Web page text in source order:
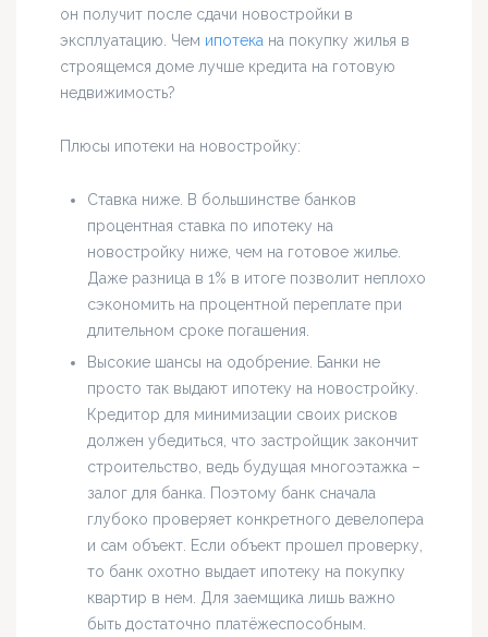
он получит после сдачи новостройки в
эксплуатацию. Чем ипотека на покупку жилья в
строящемся доме лучше кредита на готовую
недвижимость?
Плюсы ипотеки на новостройку:
Ставка ниже. В большинстве банков
процентная ставка по ипотеку на
новостройку ниже, чем на готовое жилье.
Даже разница в 1% в итоге позволит неплохо
сэкономить на процентной переплате при
длительном сроке погашения.
Высокие шансы на одобрение. Банки не
просто так выдают ипотеку на новостройку.
Кредитор для минимизации своих рисков
должен убедиться, что застройщик закончит
строительство, ведь будущая многоэтажка –
залог для банка. Поэтому банк сначала
глубоко проверяет конкретного девелопера
и сам объект. Если объект прошел проверку,
то банк охотно выдает ипотеку на покупку
квартир в нем. Для заемщика лишь важно
быть достаточно платёжеспособным.